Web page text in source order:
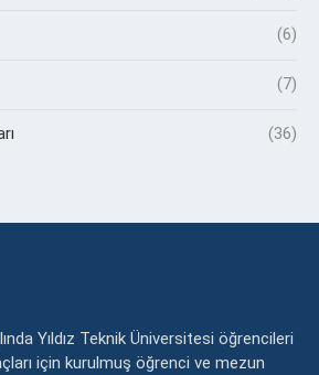
(6)
(7)
(36)
Yıldız Teknik Üniversitesi öğrencileri
için kurulmuş öğrenci ve mezun